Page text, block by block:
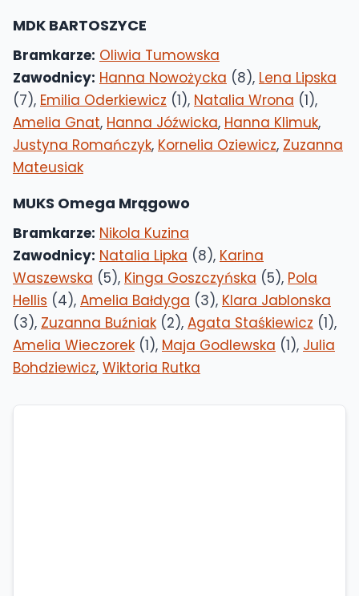
MDK BARTOSZYCE
Bramkarze: Oliwia Tumowska
Zawodnicy: Hanna Nowożycka (8), Lena Lipska
(7), Emilia Oderkiewicz (1), Natalia Wrona (1),
Amelia Gnat, Hanna Jóźwicka, Hanna Klimuk,
Justyna Romańczyk, Kornelia Oziewicz, Zuzanna
Mateusiak
MUKS Omega Mrągowo
Bramkarze: Nikola Kuzina
Zawodnicy: Natalia Lipka (8), Karina
Waszewska (5), Kinga Goszczyńska (5), Pola
Hellis (4), Amelia Bałdyga (3), Klara Jablonska
(3), Zuzanna Buźniak (2), Agata Staśkiewicz (1),
Amelia Wieczorek (1), Maja Godlewska (1), Julia
Bohdziewicz, Wiktoria Rutka